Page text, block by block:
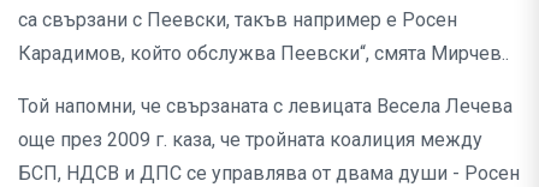
са свързани с Пеевски, такъв например е Росен
Карадимов, който обслужва Пеевски“, смята Мирчев..
Той напомни, че свързаната с левицата Весела Лечева
още през 2009 г. каза, че тройната коалиция между
БСП, НДСВ и ДПС се управлява от двама души - Росен